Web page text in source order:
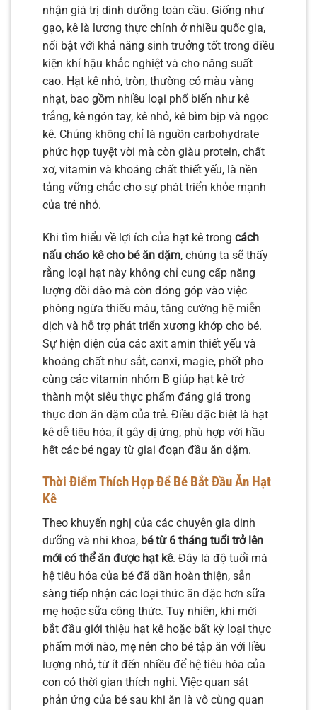
nhận giá trị dinh dưỡng toàn cầu. Giống như
gạo, kê là lương thực chính ở nhiều quốc gia,
nổi bật với khả năng sinh trưởng tốt trong điều
kiện khí hậu khắc nghiệt và cho năng suất
cao. Hạt kê nhỏ, tròn, thường có màu vàng
nhạt, bao gồm nhiều loại phổ biến như kê
trắng, kê ngón tay, kê nhỏ, kê bìm bịp và ngọc
kê. Chúng không chỉ là nguồn carbohydrate
phức hợp tuyệt vời mà còn giàu protein, chất
xơ, vitamin và khoáng chất thiết yếu, là nền
tảng vững chắc cho sự phát triển khỏe mạnh
của trẻ nhỏ.
Khi tìm hiểu về lợi ích của hạt kê trong cách
nấu cháo kê cho bé ăn dặm, chúng ta sẽ thấy
rằng loại hạt này không chỉ cung cấp năng
lượng dồi dào mà còn đóng góp vào việc
phòng ngừa thiếu máu, tăng cường hệ miễn
dịch và hỗ trợ phát triển xương khớp cho bé.
Sự hiện diện của các axit amin thiết yếu và
khoáng chất như sắt, canxi, magie, phốt pho
cùng các vitamin nhóm B giúp hạt kê trở
thành một siêu thực phẩm đáng giá trong
thực đơn ăn dặm của trẻ. Điều đặc biệt là hạt
kê dễ tiêu hóa, ít gây dị ứng, phù hợp với hầu
hết các bé ngay từ giai đoạn đầu ăn dặm.
Thời Điểm Thích Hợp Để Bé Bắt Đầu Ăn Hạt
Kê
Theo khuyến nghị của các chuyên gia dinh
dưỡng và nhi khoa, bé từ 6 tháng tuổi trở lên
mới có thể ăn được hạt kê. Đây là độ tuổi mà
hệ tiêu hóa của bé đã dần hoàn thiện, sẵn
sàng tiếp nhận các loại thức ăn đặc hơn sữa
mẹ hoặc sữa công thức. Tuy nhiên, khi mới
bắt đầu giới thiệu hạt kê hoặc bất kỳ loại thực
phẩm mới nào, mẹ nên cho bé tập ăn với liều
lượng nhỏ, từ ít đến nhiều để hệ tiêu hóa của
con có thời gian thích nghi. Việc quan sát
phản ứng của bé sau khi ăn là vô cùng quan